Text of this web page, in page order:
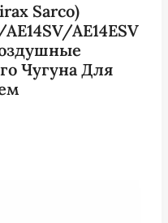
Sarco)
AE14ESV
Чугуна Для